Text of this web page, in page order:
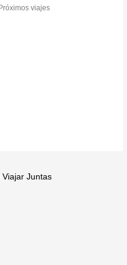
viajes
Juntas